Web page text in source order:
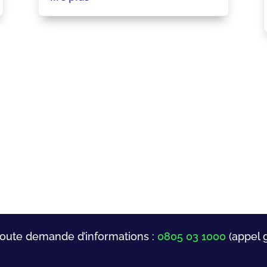
demande d’informations : 0805 03 1000 (appel